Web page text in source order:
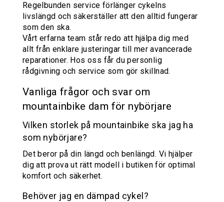
Regelbunden service förlänger cykelns
livslängd och säkerställer att den alltid fungerar
som den ska.
Vårt erfarna team står redo att hjälpa dig med
allt från enklare justeringar till mer avancerade
reparationer. Hos oss får du personlig
rådgivning och service som gör skillnad.
Vanliga frågor och svar om
mountainbike dam för nybörjare
Vilken storlek på mountainbike ska jag ha
som nybörjare?
Det beror på din längd och benlängd. Vi hjälper
dig att prova ut rätt modell i butiken för optimal
komfort och säkerhet.
Behöver jag en dämpad cykel?